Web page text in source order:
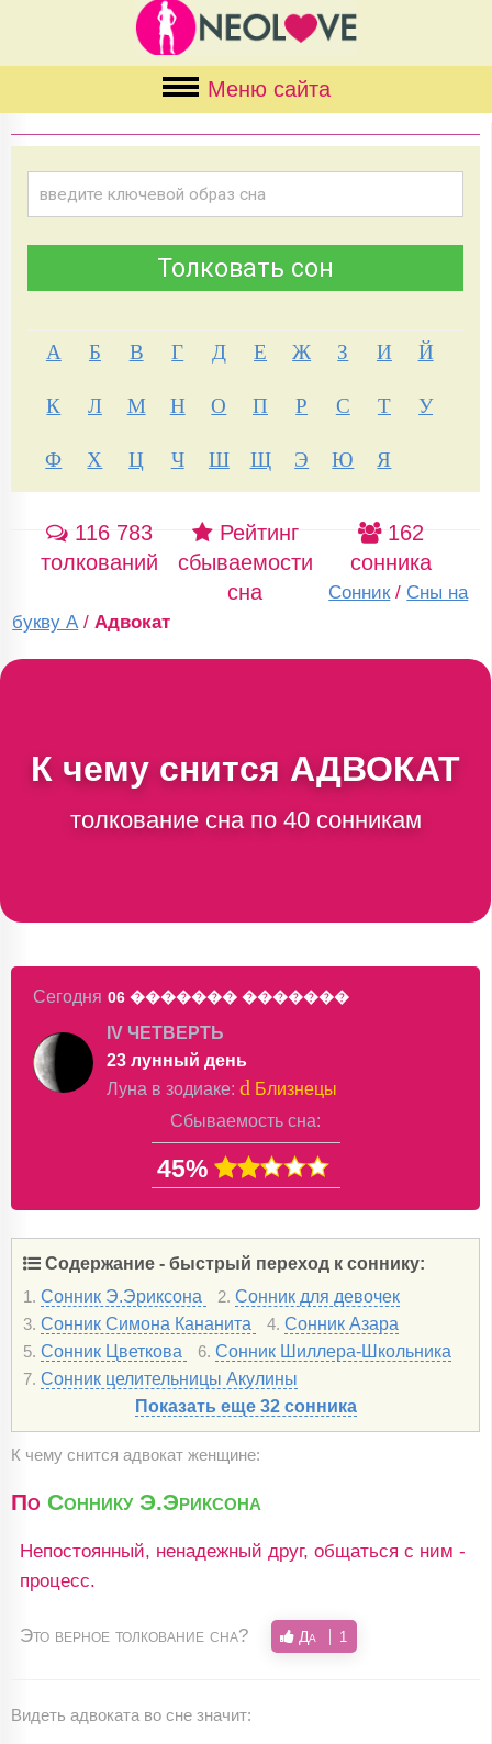
Меню сайта
А Б В Г Д Е Ж З И
Й
К
Л М Н О П Р С Т
У
Ф
Х Ц Ч Ш Щ Э Ю Я
116 783
толкований
Рейтинг
сбываемости
сна
162
сонника
Сонник / Сны на
букву А /Адвокат
К чему снится АДВОКАТ
толкование сна по 40 сонникам
Сегодня 06 ������� �������
IV ЧЕТВЕРТЬ
23 лунный день
Луна в зодиаке: d Близнецы
Сбываемость сна:
45%
Содержание - быстрый переход к соннику:
1. Сонник Э.Эриксона 2. Сонник для девочек
3. Сонник Симона Кананита 4. Сонник Азара
5. Сонник Цветкова 6. Сонник Шиллера-Школьника
7. Сонник целительницы Акулины
Показать еще 32 сонника
К чему снится адвокат женщине:
По Соннику Э.Эриксона
Непостоянный, ненадежный друг, общаться с ним -
процесс.
Это верное толкование сна? Да 1
Видеть адвоката во сне значит: